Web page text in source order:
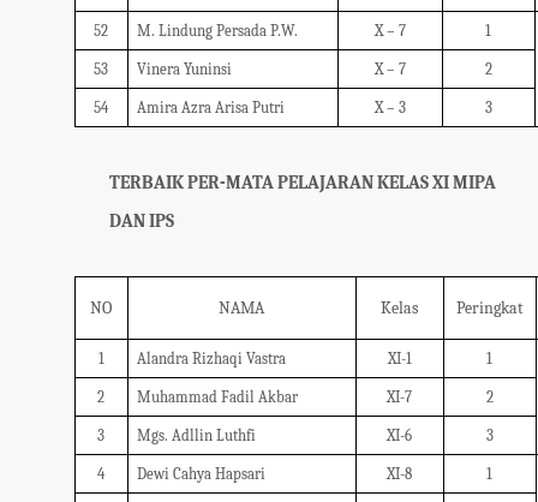
52 M. Lindung Persada P.W. X – 7 1
53 Vinera Yuninsi X – 7 2
54 Amira Azra Arisa Putri X – 3 3
TERBAIK PER-MATA PELAJARAN KELAS XI MIPA
DAN IPS
NO NAMA Kelas Peringkat
1 Alandra Rizhaqi Vastra XI-1 1
2 Muhammad Fadil Akbar XI-7 2
3 Mgs. Adllin Luthfi XI-6 3
4 Dewi Cahya Hapsari XI-8 1